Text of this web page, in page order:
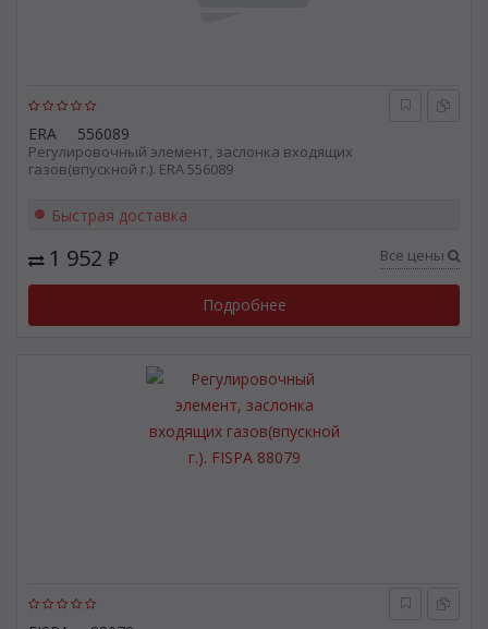
ERA 556089
Регулировочный элемент, заслонка входящих
газов(впускной г.). ERA 556089
Быстрая доставка
1 952 ₽ Все цены
Подробнее